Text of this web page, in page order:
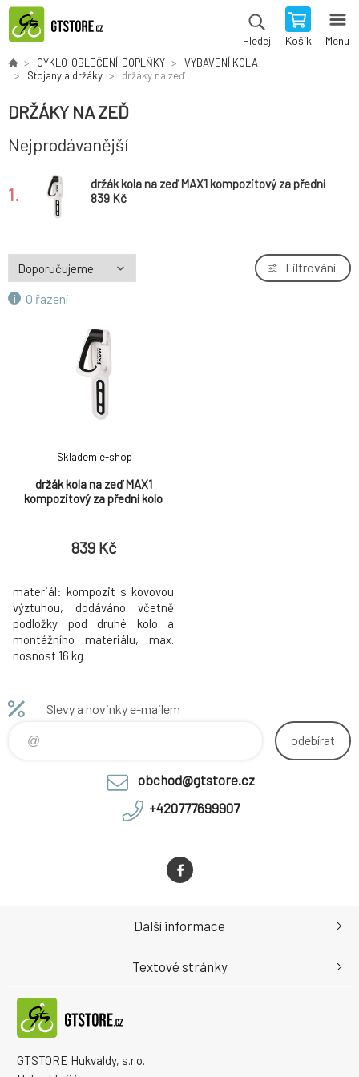
Hledej Košík Menu
CYKLO-OBLEČENÍ-DOPLŇKY
VYBAVENÍ KOLA
Stojany a držáky
držáky na zeď
DRŽÁKY NA ZEĎ
Nejprodávanější
1.
držák kola na zeď MAX1 kompozitový za přední
kolo
839 Kč
O řazení
Filtrování
držák kola na zeď MAX1
kompozitový za přední kolo
Skladem e-shop
839 Kč
materiál: kompozit s kovovou
výztuhou, dodáváno včetně
podložky pod druhé kolo a
montážního materiálu, max.
nosnost 16 kg
Slevy a novinky e-mailem
odebírat
obchod@gtstore.cz
+420777699907
GTSTORE Hukvaldy, s.r.o.
Další informace
Textové stránky